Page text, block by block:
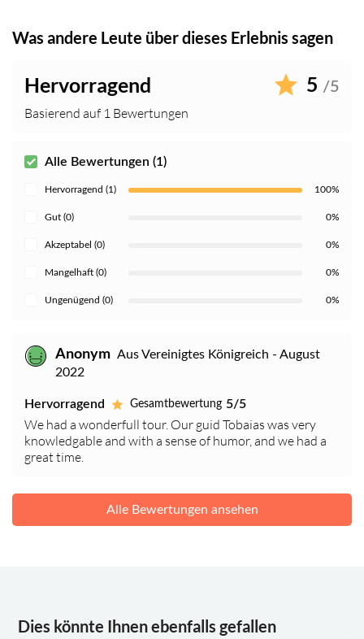
Was andere Leute über dieses Erlebnis sagen
Hervorragend 5 /5
Basierend auf 1 Bewertungen
Alle Bewertungen (1)
Hervorragend (1) 100%
Gut (0) 0%
Akzeptabel (0) 0%
Mangelhaft (0) 0%
Ungenügend (0) 0%
Anonym Aus Vereinigtes Königreich - August
2022
Hervorragend Gesamtbewertung 5/5
We had a wonderfull tour. Our guid Tobaias was very
knowledgable and with a sense of humor, and we had a
great time.
Alle Bewertungen ansehen
Dies könnte Ihnen ebenfalls gefallen